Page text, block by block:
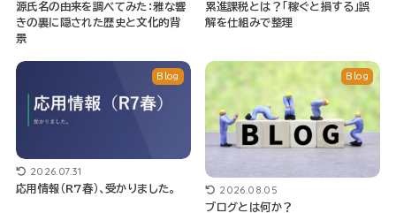
源氏名の由来を調べてみた：雅な響
きの裏に隠された歴史と文化的背
景
累進課税とは？「稼ぐと損する」誤
解を仕組みで整理
Blog
2026.07.31
応用情報（R7春）、受かりました。
Blog
2026.08.05
ブログとは何か？